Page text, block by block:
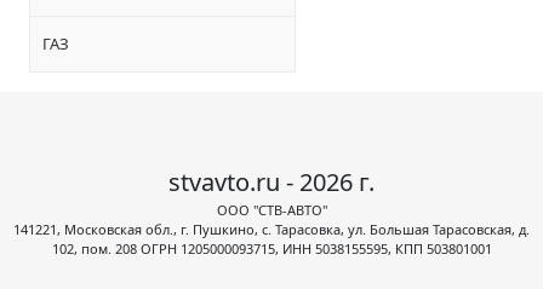
ГАЗ
stvavto.ru - 2026 г.
ООО "СТВ-АВТО"
141221, Московская обл., г. Пушкино, с. Тарасовка, ул. Большая Тарасовская, д.
102, пом. 208 ОГРН 1205000093715, ИНН 5038155595, КПП 503801001